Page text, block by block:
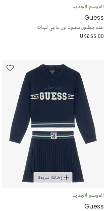
الموسم الجديد
Guess
طقم بنطلون محبوك لون عاجي للبنات
UK£ 55.00
إضافة سريعة
الموسم الجديد
Guess